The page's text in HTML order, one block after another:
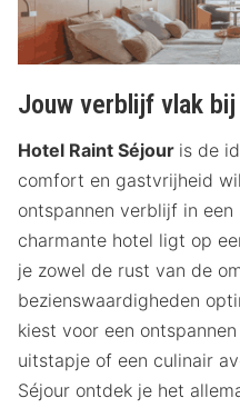
met panoramisch uitzicht
Het hotel biedt moderne,
Gasten waarderen de
zoals de pier van
keuze voor wie
Jouw verblijf vlak
Hotel Raint Séjour is de
comfort en gastvrijheid
ontspannen verblijf in
charmante hotel ligt op
je zowel de rust van de
bezienswaardigheden
kiest voor een
uitstapje of een culinair
Séjour ontdek je het